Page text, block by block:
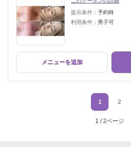
提示条件： 予約時
利用条件： 男子可
メニューを追加
1 2
1 / 2ページ